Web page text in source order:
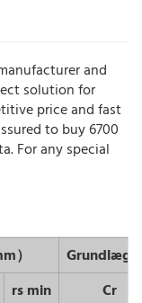
and
solution for
price and fast
to buy 6700
For any special
）
rs min
Cr